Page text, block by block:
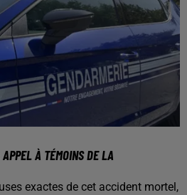
À TÉMOINS DE LA
exactes de cet accident mortel,